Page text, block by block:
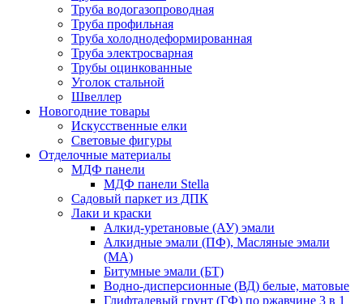
Труба водогазопроводная
Труба профильная
Труба холоднодеформированная
Труба электросварная
Трубы оцинкованные
Уголок стальной
Швеллер
Новогодние товары
Искусственные елки
Световые фигуры
Отделочные материалы
МДФ панели
МДФ панели Stella
Садовый паркет из ДПК
Лаки и краски
Алкид-уретановые (АУ) эмали
Алкидные эмали (ПФ), Масляные эмали
(МА)
Битумные эмали (БТ)
Водно-дисперсионные (ВД) белые, матовые
Глифталевый грунт (ГФ) по ржавчине 3 в 1